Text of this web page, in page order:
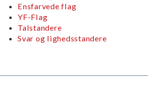
Ensfarvede flag
YF-Flag
Talstandere
Svar og lighedsstandere